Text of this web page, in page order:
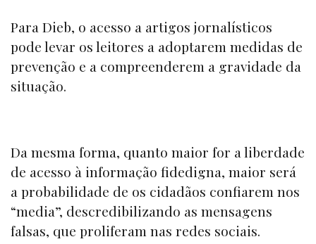
Para Dieb, o acesso a artigos jornalísticos
pode levar os leitores a adoptarem medidas de
prevenção e a compreenderem a gravidade da
situação.
Da mesma forma, quanto maior for a liberdade
de acesso à informação fidedigna, maior será
a probabilidade de os cidadãos confiarem nos
“media”, descredibilizando as mensagens
falsas, que proliferam nas redes sociais.